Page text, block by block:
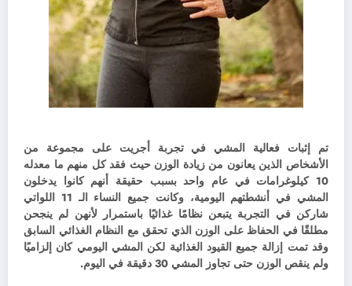
تم إثبات فعالية المشي في تجربة أجريت على مجموعة من
الأشخاص الذين يعانون من زيادة الوزن حيث فقد كل منهم ما معدله
10 كيلوغرامات في عام واحد بسبب حقيقة أنهم كانوا يدخلون
المشي في أنشطتهم اليومية، و
كانت جميع النساء الـ 11 اللواتي
شاركن في التجربة يتبعن نظامًا غذائيًا باستمرار لأنهن لم ينجحن
مطلقًا في الحفاظ على الوزن الذي تحقق مع النظام الغذائي السابق
وقد تمت إزالة جميع القيود الغذائية لكن المشي اليومي كان إلزاميًا
ولم ينقص الوزن حتى تجاوز المشي 30 دقيقة في اليوم.